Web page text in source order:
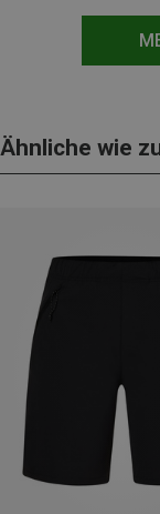
Ähnliche wie